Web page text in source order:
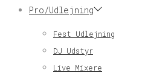
Pro/Udlejning
Fest Udlejning
DJ Udstyr
Live Mixere